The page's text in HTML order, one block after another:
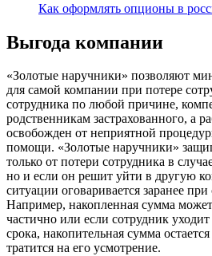
Как оформлять опционы в
Выгода компании
«Золотые наручники» позволяют
для самой компании при потере
сотрудника по любой причине,
родственникам застрахованного, а
освобожден от неприятной
помощи. «Золотые наручники»
только от потери сотрудника в
но и если он решит уйти в другую
ситуации оговаривается заранее
Например, накопленная сумма
частично или если сотрудник
срока, накопительная сумма
тратится на его усмотрение.